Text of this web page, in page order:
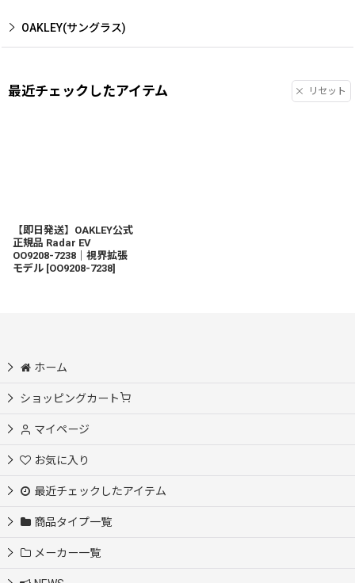
OAKLEY(サングラス)
最近チェックしたアイテム リセット
【即日発送】OAKLEY公式
正規品 Radar EV
OO9208-7238｜視界拡張
モデル [OO9208-7238]
ホーム
ショッピングカート
マイページ
お気に入り
最近チェックしたアイテム
商品タイプ一覧
メーカー一覧